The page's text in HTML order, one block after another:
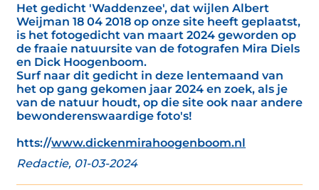
Het gedicht 'Waddenzee', dat wijlen Albert
Weijman 18 04 2018 op onze site heeft geplaatst,
is het fotogedicht van maart 2024 geworden op
de fraaie natuursite van de fotografen Mira Diels
en Dick Hoogenboom.
Surf naar dit gedicht in deze lentemaand van
het op gang gekomen jaar 2024 en zoek, als je
van de natuur houdt, op die site ook naar andere
bewonderenswaardige foto's!
htts://www.dickenmirahoogenboom.nl
Redactie, 01-03-2024